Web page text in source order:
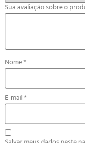
Sua avaliação sobre o
Nome*
E-mail*